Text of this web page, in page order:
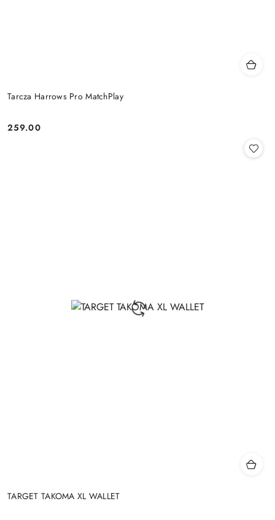
Tarcza Harrows Pro MatchPlay
Cena:
259.00
TARGET TAKOMA XL WALLET